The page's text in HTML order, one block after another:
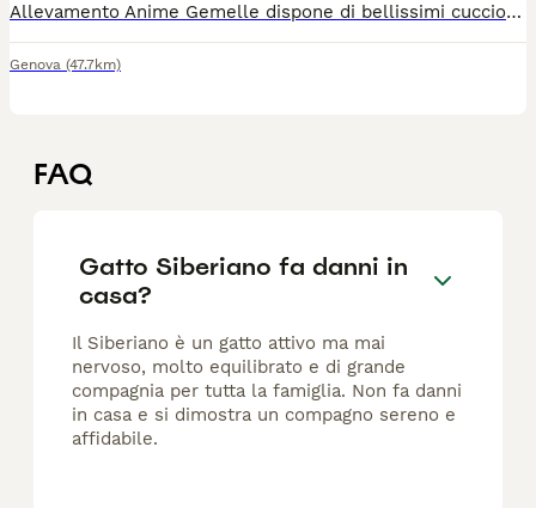
Allevamento Anime Gemelle dispone di bellissimi cuccioli di siberiani i piccoli sono dolcissimi abituati già a lettiera e tiragraffi saranno disponibili dopo ultimo vaccino ê microchip saranno consegnati con test feci pedigree certificato di buona salute e kit cuccioli!! Numero 3516106607
Genova (47.7km)
FAQ
Gatto Siberiano fa danni in
casa?
Il Siberiano è un gatto attivo ma mai
nervoso, molto equilibrato e di grande
compagnia per tutta la famiglia. Non fa danni
in casa e si dimostra un compagno sereno e
affidabile.